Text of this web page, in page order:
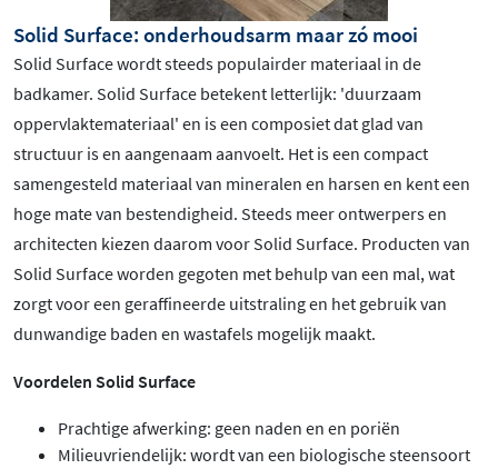
Solid Surface: onderhoudsarm maar zó mooi
Solid Surface wordt steeds populairder materiaal in de
badkamer. Solid Surface betekent letterlijk: 'duurzaam
oppervlaktemateriaal' en is een composiet dat glad van
structuur is en aangenaam aanvoelt. Het is een compact
samengesteld materiaal van mineralen en harsen en kent een
hoge mate van bestendigheid. Steeds meer ontwerpers en
architecten kiezen daarom voor Solid Surface. Producten van
Solid Surface worden gegoten met behulp van een mal, wat
zorgt voor een geraffineerde uitstraling en het gebruik van
dunwandige baden en wastafels mogelijk maakt.
Voordelen Solid Surface
Prachtige afwerking: geen naden en en poriën
Milieuvriendelijk: wordt van een biologische steensoort